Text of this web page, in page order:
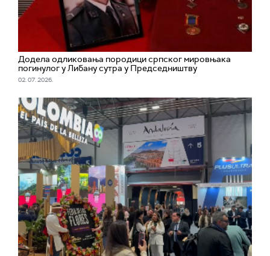
Додела одликовања породици српског мировњака
погинулог у Либану сутра у Председништву
02. 07. 2026.